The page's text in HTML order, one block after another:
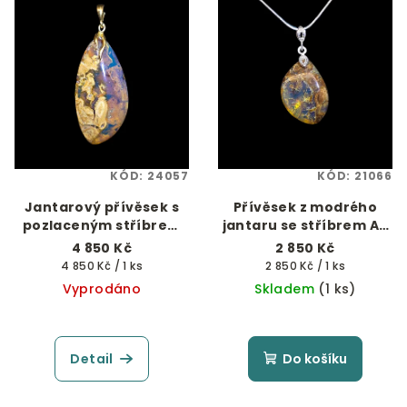
Jantarový přívěsek s
pozlaceným stříbrem
Ag 925/1000
4 850 Kč
Měrná
cena:
4 850 Kč / 1 ks
Vyprodáno
Detail
KÓD: 24057
Přívěsek z modrého
jantaru se stříbrem Ag
925/1000
2 850 Kč
Měrná
cena:
2 850 Kč / 1 ks
Skladem (1 ks)
Do košíku
KÓD: 21066